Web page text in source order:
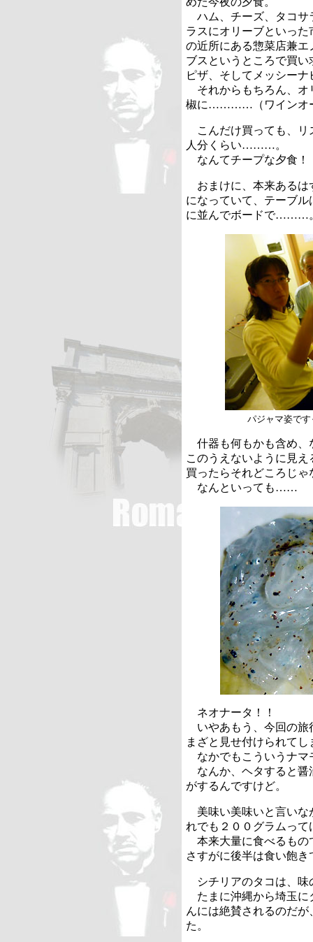
ハム、チーズ、タコサ
ラスにオリーブといっ
の近所にある惣菜店兼
ブスというところで買
ピザ、そしてメッシー
それからもちろん、オ
椒に…………（ワインオ
こんだけ買っても、リ
人分くらい………。
なんてチープな夕食！
おまけに、本来あるは
になっていて、テーブ
に並んでボードで………
パジャマ姿で
什器も何もかも含め、
このうえないように見
買ったらそれどころじ
なんといっても……
ネオナータ！！
いやあもう、今回の旅
まざと見せ付けられてし
なかでもこういうナマ
なんか、ヘタすると醤
がするんですけど。
美味い美味いと言いな
れでも２００グラムって
本来大量に食べるもの
さすがに後半は食い飽き
シチリアのタコは、味
たまに沖縄から埼玉に
んには絶賛されるのだ
た。